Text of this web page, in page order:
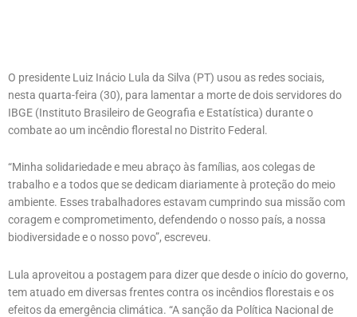
O presidente Luiz Inácio Lula da Silva (PT) usou as redes sociais,
nesta quarta-feira (30), para lamentar a morte de dois servidores do
IBGE (Instituto Brasileiro de Geografia e Estatística) durante o
combate ao um incêndio florestal no Distrito Federal.
“Minha solidariedade e meu abraço às famílias, aos colegas de
trabalho e a todos que se dedicam diariamente à proteção do meio
ambiente. Esses trabalhadores estavam cumprindo sua missão com
coragem e comprometimento, defendendo o nosso país, a nossa
biodiversidade e o nosso povo”, escreveu.
Lula aproveitou a postagem para dizer que desde o início do governo,
tem atuado em diversas frentes contra os incêndios florestais e os
efeitos da emergência climática. “A sanção da Política Nacional de